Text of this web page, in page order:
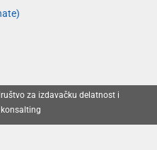
za izdavačku delatnost i